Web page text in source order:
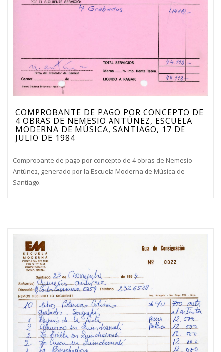
COMPROBANTE DE PAGO POR CONCEPTO DE
4 OBRAS DE NEMESIO ANTÚNEZ, ESCUELA
MODERNA DE MÚSICA, SANTIAGO, 17 DE
JULIO DE 1984
Comprobante de pago por concepto de 4 obras de Nemesio
Antúnez, generado por la Escuela Moderna de Música de
Santiago.